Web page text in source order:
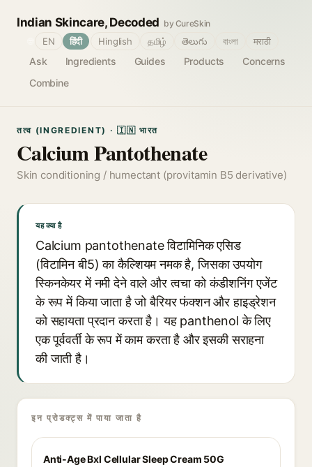
Indian Skincare, Decoded by CureSkin
Ask Ingredients Guides Products
Concerns
Combine
EN हिंदी Hinglish தமிழ் తెలుగు বাংলা मराठी
तत्व (INGREDIENT) · 🇮🇳 भारत
Calcium Pantothenate
Skin conditioning / humectant (provitamin B5 derivative)
यह क्या है
Calcium pantothenate विटामिनिक एसिड
(विटामिन बी5) का कैल्शियम नमक है, जिसका उपयोग
स्किनकेयर में नमी देने वाले और त्वचा को कंडीशनिंग एजेंट
के रूप में किया जाता है जो बैरियर फंक्शन और हाइड्रेशन
को सहायता प्रदान करता है। यह panthenol के लिए
एक पूर्ववर्ती के रूप में काम करता है और इसकी सराहना
की जाती है।
इन प्रोडक्ट्स में पाया जाता है
Anti-Age Bxl Cellular Sleep Cream 50G